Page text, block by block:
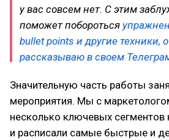
у вас совсем нет. С этим
поможет побороться
bullet points и другие техники,
рассказываю в своем
Значительную часть работы
мероприятия. Мы с
несколько ключевых сегментов
и расписали самые быстрые и